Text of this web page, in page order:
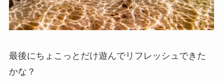
最後にちょこっとだけ遊んでリフレッシュできた
かな？